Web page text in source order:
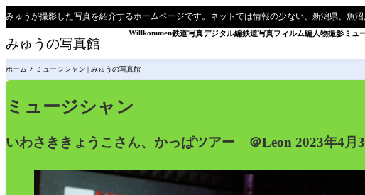
みゅうが撮影した写真を紹介するホームページです。ネットでは情報の少ない、新潟県、魚
みゅうの写真館
Willkommen鉄道写真デジタル編鉄道写真フィルム編人物撮影ミュ
ホーム ミュージシャン | みゅうの写真館
ミュージシャン
いわさききょうこさん、かっぱツアー ＠Leon 2023年4月